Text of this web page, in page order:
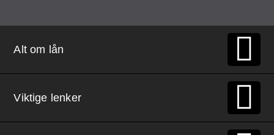
Alt om lån
Viktige lenker